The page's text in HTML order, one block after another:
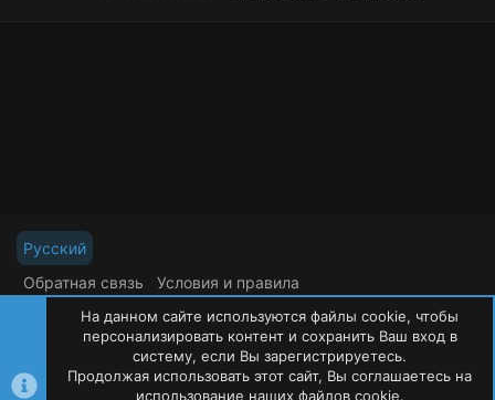
Русский
Обратная связь
Условия и правила
Политика конфиденциальности
Помощь
R
S
S
©Oxide Россия2015-2026
На данном сайте используются файлы cookie, чтобы
персонализировать контент и сохранить Ваш вход в
систему, если Вы зарегистрируетесь.
Продолжая использовать этот сайт, Вы соглашаетесь на
использование наших файлов cookie.